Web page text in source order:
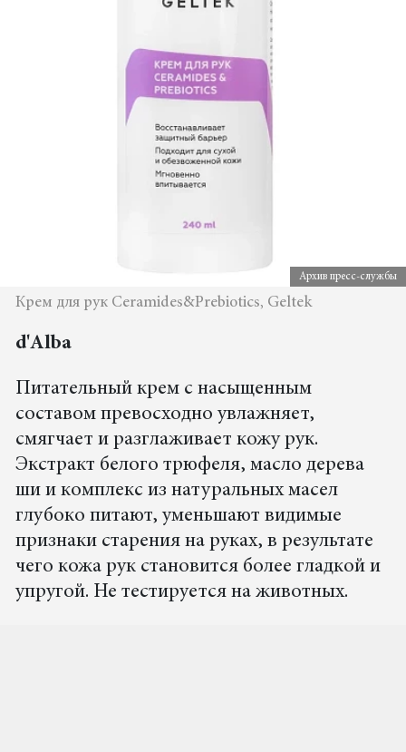
Архив пресс-службы
Крем для рук Ceramides&Prebiotics, Geltek
d'Alba
Питательный крем с насыщенным
составом превосходно увлажняет,
смягчает и разглаживает кожу рук.
Экстракт белого трюфеля, масло дерева
ши и комплекс из натуральных масел
глубоко питают, уменьшают видимые
признаки старения на руках, в результате
чего кожа рук становится более гладкой и
упругой. Не тестируется на животных.